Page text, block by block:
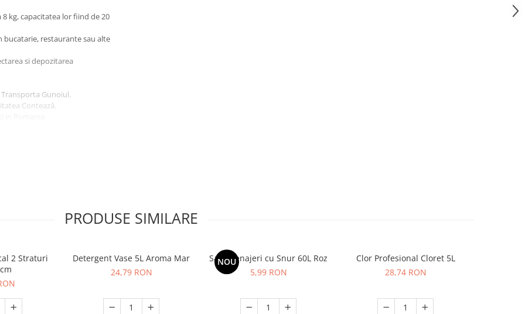
kg, capacitatea lor fiind de 20
bucatarie, restaurante sau alte
si depozitarea
Gunoiul.
Contează.
cu jumatate volumul cosului
trebuie sa aiba 20L,
PRODUSE SIMILARE
2 Straturi
Detergent Vase 5L Aroma Mar
24,79 RON
NOU
Saci Menajeri cu Snur 60L Roz
5,99 RON
Clor Profesional Cloret 5L
28,74 RON